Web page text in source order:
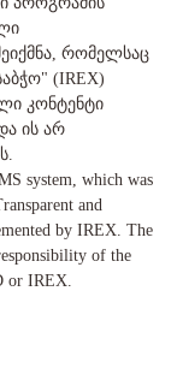
რომელსაც
(IREX)
კონტენტი
ის არ
system, which was
and
by IREX. The
of the
or IREX.